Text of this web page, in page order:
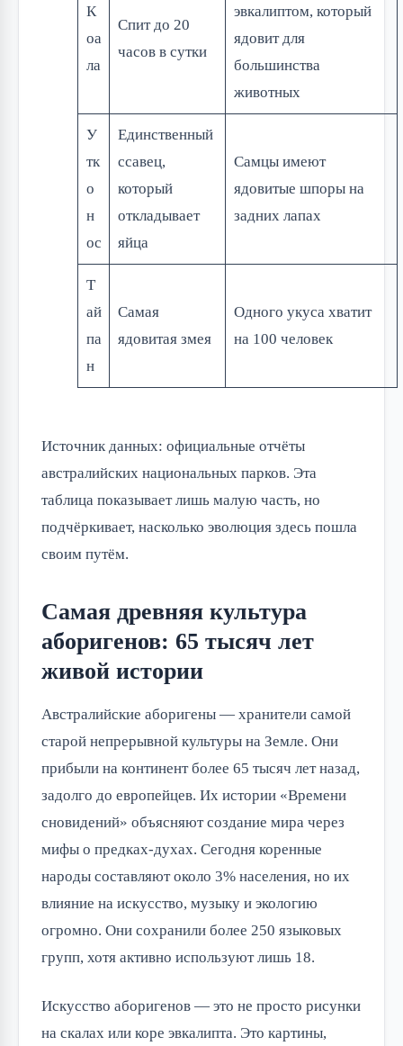
К
оа
ла
Спит до 20
часов в сутки
эвкалиптом, который
ядовит для
большинства
животных
У
тк
о
н
ос
Единственный
ссавец,
который
откладывает
яйца
Самцы имеют
ядовитые шпоры на
задних лапах
Т
ай
па
н
Самая
ядовитая змея
Одного укуса хватит
на 100 человек
Источник данных: официальные отчёты
австралийских национальных парков. Эта
таблица показывает лишь малую часть, но
подчёркивает, насколько эволюция здесь пошла
своим путём.
Самая древняя культура
аборигенов: 65 тысяч лет
живой истории
Австралийские аборигены — хранители самой
старой непрерывной культуры на Земле. Они
прибыли на континент более 65 тысяч лет назад,
задолго до европейцев. Их истории «Времени
сновидений» объясняют создание мира через
мифы о предках-духах. Сегодня коренные
народы составляют около 3% населения, но их
влияние на искусство, музыку и экологию
огромно. Они сохранили более 250 языковых
групп, хотя активно используют лишь 18.
Искусство аборигенов — это не просто рисунки
на скалах или коре эвкалипта. Это картины,